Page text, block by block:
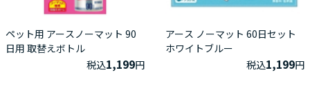
ペット用 アースノーマット 90
日用 取替えボトル
税込1,199円
アース ノーマット 60日セット
ホワイトブルー
税込1,199円